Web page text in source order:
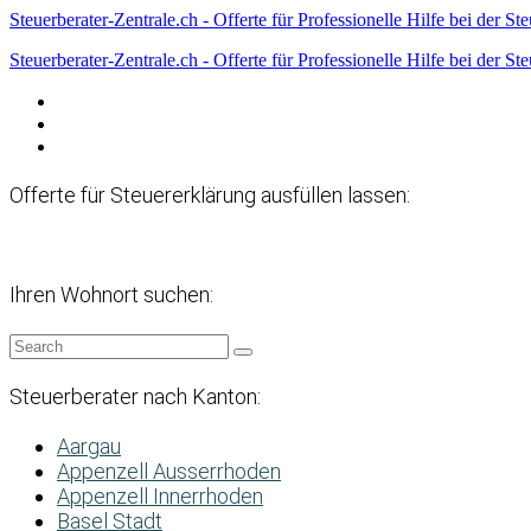
Steuerberater-Zentrale.ch - Offerte für Professionelle Hilfe bei der
Steuerberater-Zentrale.ch - Offerte für Professionelle Hilfe bei der
Offerte für Steuererklärung ausfüllen lassen:
Ihren Wohnort suchen:
Steuerberater nach Kanton:
Aargau
Appenzell Ausserrhoden
Appenzell Innerrhoden
Basel Stadt